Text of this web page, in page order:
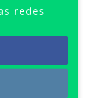
redes